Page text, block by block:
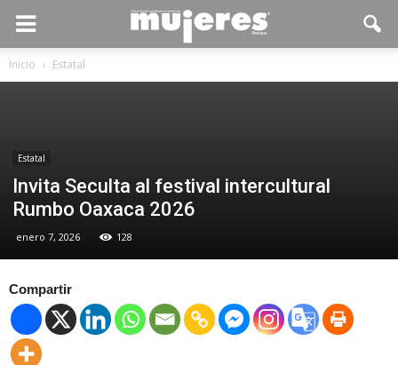
Inicio Estatal
Estatal
Invita Seculta al festival intercultural
Rumbo Oaxaca 2026
enero 7, 2026 128
Compartir